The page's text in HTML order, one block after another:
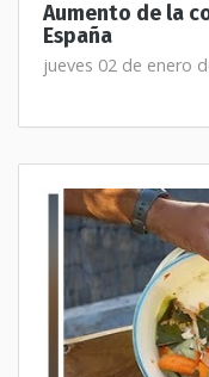
Aumento de la
España
jueves 02 de enero